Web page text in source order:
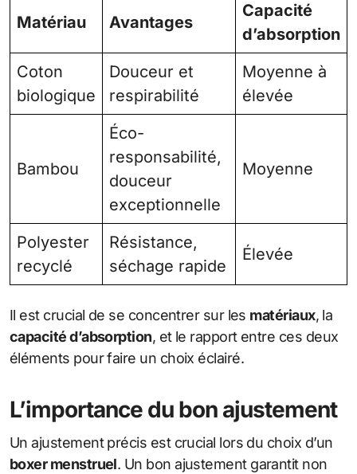
Matériau Avantages
Capacité
d’absorption
Coton
biologique
Douceur et
respirabilité
Moyenne à
élevée
Bambou
Éco-
responsabilité,
douceur
exceptionnelle
Moyenne
Polyester
recyclé
Résistance,
séchage rapide
Élevée
Il est crucial de se concentrer sur les matériaux, la
capacité d’absorption, et le rapport entre ces deux
éléments pour faire un choix éclairé.
L’importance du bon ajustement
Un ajustement précis est crucial lors du choix d’un
boxer menstruel. Un bon ajustement garantit non